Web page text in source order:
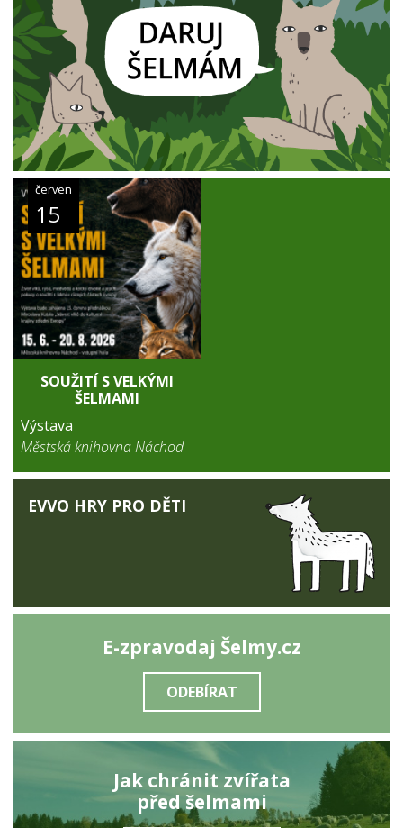
červen
15
SOUŽITÍ S VELKÝMI
ŠELMAMI
Výstava
Městská knihovna Náchod
EVVO HRY PRO DĚTI
E-zpravodaj Šelmy.cz
ODEBÍRAT
Jak chránit zvířata
před šelmami